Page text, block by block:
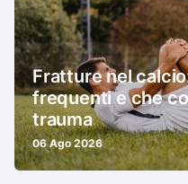
Fratture nel
frequenti e che
trauma
06 Ago 2026